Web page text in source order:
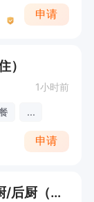
申请
）
1小时前
...
申请
豪爽来中西餐厅招聘栾川店招主厨/后厨（管吃住）